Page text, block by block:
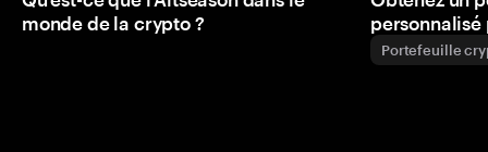
monde de la crypto ?
personnalisé
Portefeuille